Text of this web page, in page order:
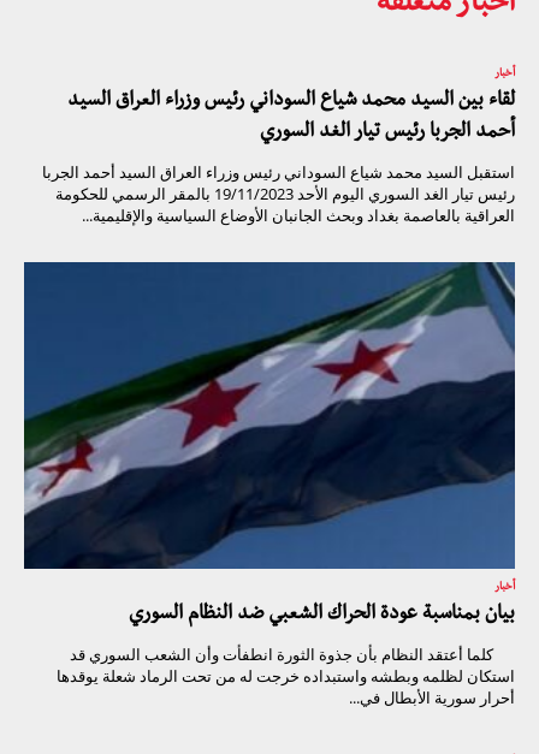
أخبار
لقاء بين السيد محمد شياع السوداني رئيس وزراء العراق السيد
أحمد الجربا رئيس تيار الغد السوري
استقبل السيد محمد شياع السوداني رئيس وزراء العراق السيد أحمد الجربا
رئيس تيار الغد السوري اليوم الأحد 19/11/2023 بالمقر الرسمي للحكومة
العراقية بالعاصمة بغداد وبحث الجانبان الأوضاع السياسية والإقليمية...
أخبار
بيان بمناسبة عودة الحراك الشعبي ضد النظام السوري
كلما أعتقد النظام بأن جذوة الثورة انطفأت وأن الشعب السوري قد
استكان لظلمه وبطشه واستبداده خرجت له من تحت الرماد شعلة يوقدها
أحرار سورية الأبطال في...